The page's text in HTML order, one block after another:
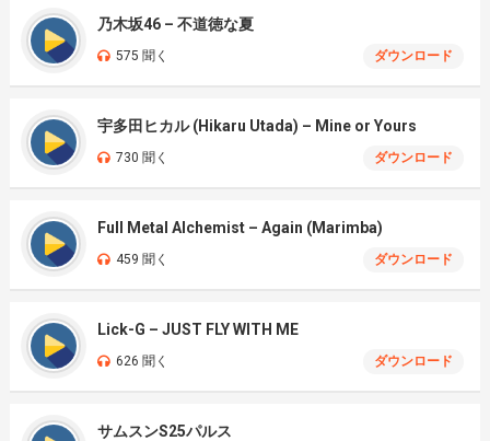
乃木坂46 – 不道徳な夏
575 聞く ダウンロード
宇多田ヒカル (Hikaru Utada) – Mine or Yours
730 聞く ダウンロード
Full Metal Alchemist – Again (Marimba)
459 聞く ダウンロード
Lick-G – JUST FLY WITH ME
626 聞く ダウンロード
サムスンS25パルス